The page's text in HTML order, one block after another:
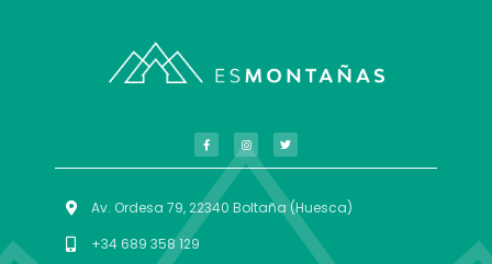
Av. Ordesa 79, 22340 Boltaña (Huesca)
+34 689 358 129